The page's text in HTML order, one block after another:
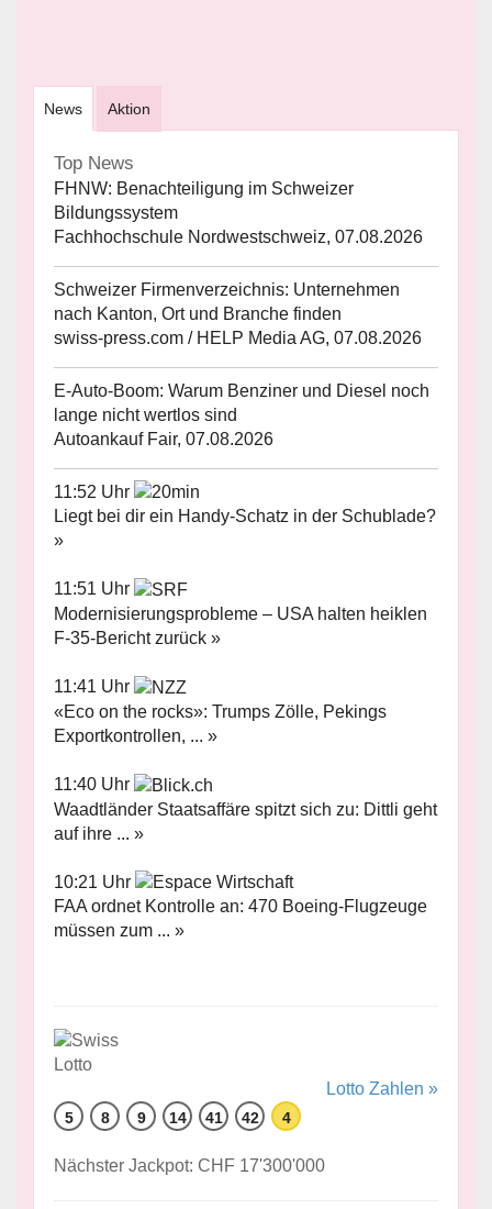
News Aktion
Top News
FHNW: Benachteiligung im Schweizer
Bildungssystem
Fachhochschule Nordwestschweiz, 07.08.2026
Schweizer Firmenverzeichnis: Unternehmen
nach Kanton, Ort und Branche finden
swiss-press.com / HELP Media AG, 07.08.2026
E-Auto-Boom: Warum Benziner und Diesel noch
lange nicht wertlos sind
Autoankauf Fair, 07.08.2026
11:52 Uhr
Liegt bei dir ein Handy-Schatz in der Schublade?
»
11:51 Uhr
Modernisierungsprobleme – USA halten heiklen
F-35-Bericht zurück »
11:41 Uhr
«Eco on the rocks»: Trumps Zölle, Pekings
Exportkontrollen, ... »
11:40 Uhr
Waadtländer Staatsaffäre spitzt sich zu: Dittli geht
auf ihre ... »
10:21 Uhr
FAA ordnet Kontrolle an: 470 Boeing-Flugzeuge
müssen zum ... »
Lotto Zahlen »
5 8 9 14 41 42 4
Nächster Jackpot: CHF 17'300'000